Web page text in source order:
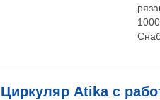
Циркуляр Atika с